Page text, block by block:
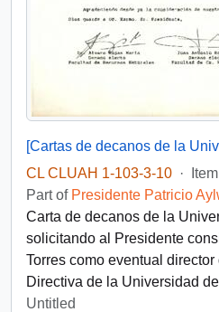
CL CLUAH 1-103-3-10 · Item
Part of Presidente Patricio
Carta de decanos de la
solicitando al Presidente
Torres como eventual director
Directiva de la Universidad
Untitled